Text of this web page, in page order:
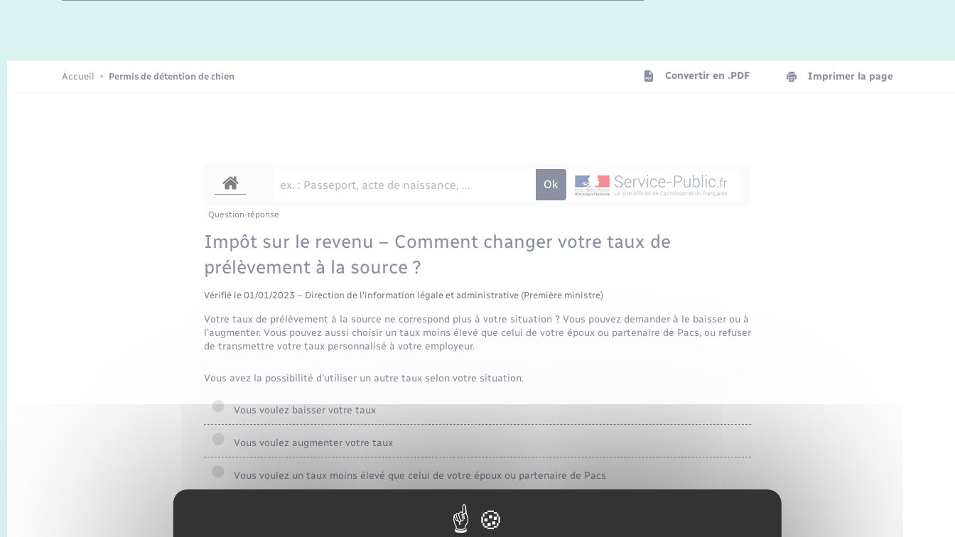
Enfants – Jeunes
Accueil Permis de détention de chien Convertir en .PDF Imprimer la page
Question-réponse
Impôt sur le revenu – Comment changer votre taux de
prélèvement à la source ?
Vérifié le 01/01/2023 – Direction de l'information légale et administrative (Première ministre)
Votre taux de prélèvement à la source ne correspond plus à votre situation ? Vous pouvez demander à le baisser ou à
l'augmenter. Vous pouvez aussi choisir un taux moins élevé que celui de votre époux ou partenaire de Pacs, ou refuser
de transmettre votre taux personnalisé à votre employeur.
Vous avez la possibilité d'utiliser un autre taux selon votre situation.
Vous voulez baisser votre taux
Vous voulez augmenter votre taux
Vous voulez un taux moins élevé que celui de votre époux ou partenaire de Pacs
Vous ne voulez pas que votre employeur connaisse votre taux personnalisé